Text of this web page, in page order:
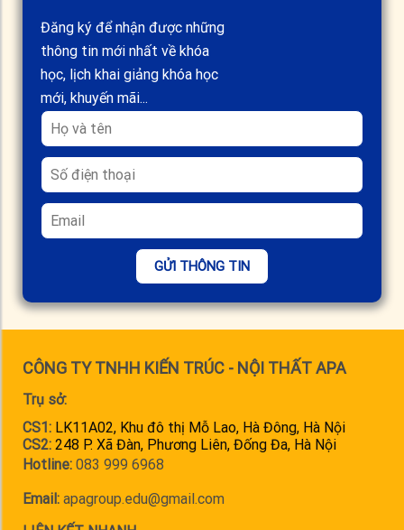
Đăng ký để nhận được những
thông tin mới nhất về khóa
học, lịch khai giảng khóa học
mới, khuyến mãi...
GỬI THÔNG TIN
CÔNG TY TNHH KIẾN TRÚC - NỘI THẤT APA
Trụ sở:
CS1: LK11A02, Khu đô thị Mỗ Lao, Hà Đông, Hà Nội
CS2: 248 P. Xã Đàn, Phương Liên, Đống Đa, Hà Nội
Hotline: 083 999 6968
Email: apagroup.edu@gmail.com